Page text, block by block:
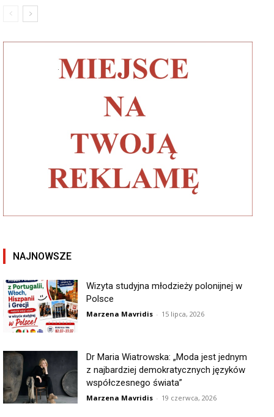
NAJNOWSZE
Wizyta studyjna młodzieży polonijnej w
Polsce
Marzena Mavridis - 15 lipca, 2026
Dr Maria Wiatrowska: „Moda jest jednym
z najbardziej demokratycznych języków
współczesnego świata”
Marzena Mavridis - 19 czerwca, 2026